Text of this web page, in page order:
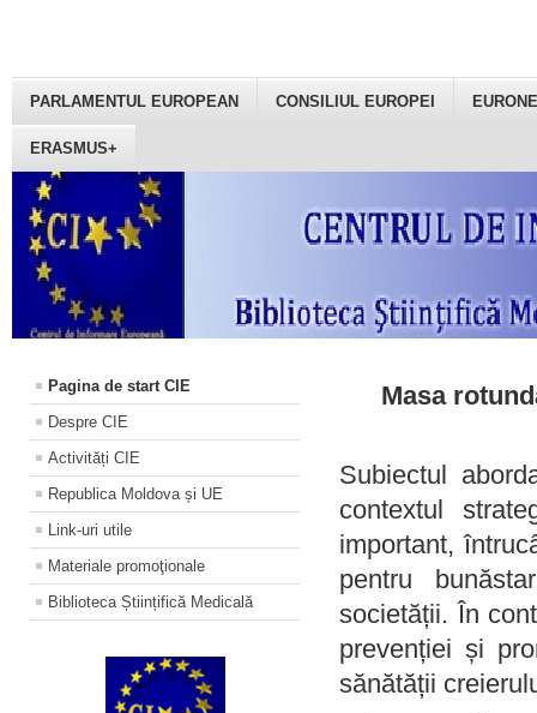
PARLAMENTUL EUROPEAN CONSILIUL EUROPEI
ERASMUS+
Pagina de start CIE
Despre CIE
Activități CIE
Republica Moldova și UE
Link-uri utile
Materiale promoţionale
Biblioteca Științifică Medicală
Masa
Subiectul
contextul
important,
pentru
societății. În
prevenției și
sănătății